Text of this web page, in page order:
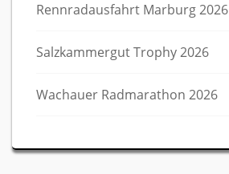
Rennradausfahrt Marburg 2026
Salzkammergut Trophy 2026
Wachauer Radmarathon 2026